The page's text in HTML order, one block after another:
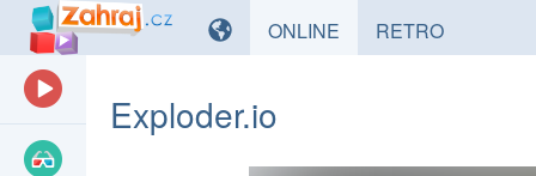
ONLINE HRYRETROHRY
Exploder.io